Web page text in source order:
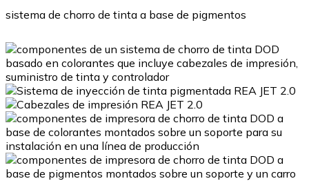
sistema de chorro de tinta a base de pigmentos